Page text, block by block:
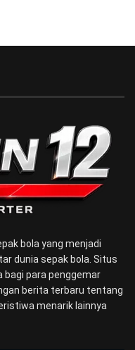
bola yang menjadi
dunia sepak bola. Situs
para penggemar
berita terbaru tentang
menarik lainnya